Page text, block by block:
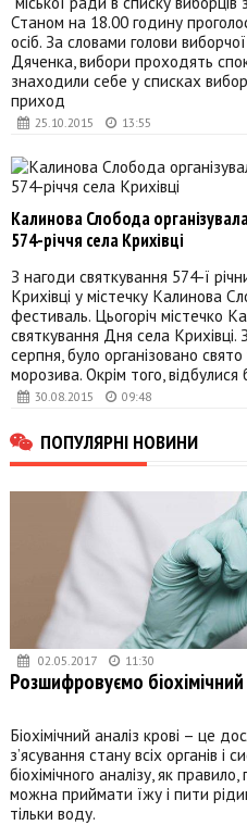
25.10.2015 13:55
Станом на 18.00 годину
осіб. За словами голови
Дяченка, вибори проходять
знаходили себе у списках
приход
30.08.2015 09:48
Калинова Слобода
574-річчя села Крихівці
З нагоди святкування 574-ї
Крихівці у містечку Калинова
фестиваль. Цьогоріч містечко
святкування Дня села Крихівці.
серпня, було організовано свято
морозива. Окрім того, відбулися
ПОПУЛЯРНІ НОВИНИ
02.05.2017 11:30
Розшифровуємо біохімічний
Біохімічний аналіз крові – це
з’ясування стану всіх органів і
біохімічного аналізу, як
можна приймати їжу і пити
тільки воду.